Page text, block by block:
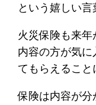
という嬉しい言
火災保険も来
内容の方が気に
てもらえること
保険は内容が